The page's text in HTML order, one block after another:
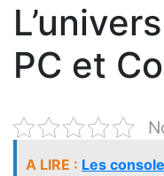
PC et
A LIRE : Les